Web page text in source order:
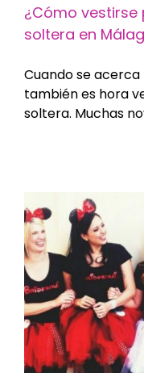
¿Cómo
soltera en
Cuando se
también es hora
soltera. Muchas